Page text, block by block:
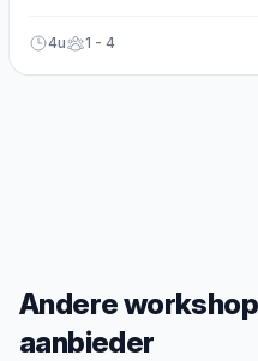
4u 1 - 4
Andere
aanbieder